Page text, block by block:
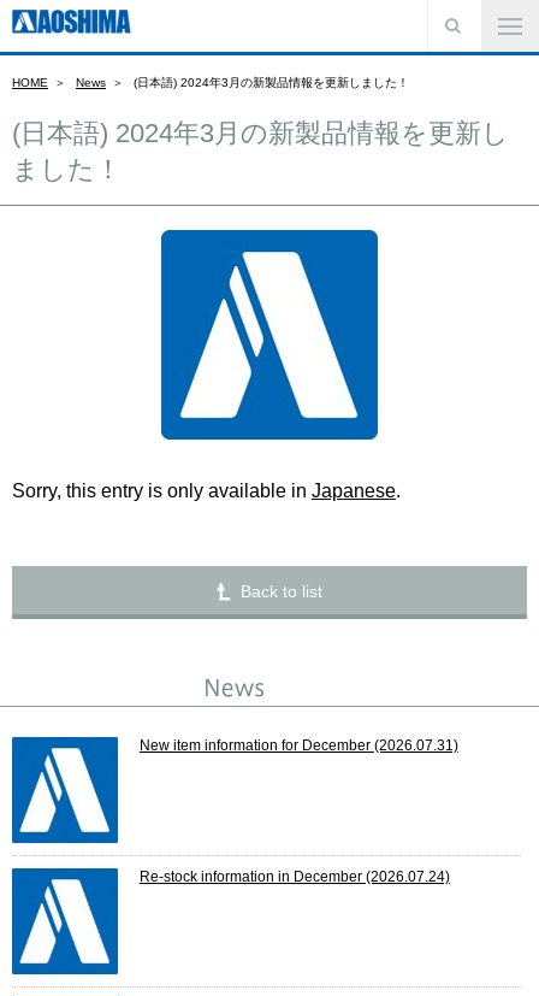
HOME News (日本語) 2024年3月の新製品情報を更新しました！
(日本語) 2024年3月の新製品情報を更新し
ました！
Sorry, this entry is only available in Japanese.
Back to list
New item information for December (2026.07.31)
Re-stock information in December (2026.07.24)